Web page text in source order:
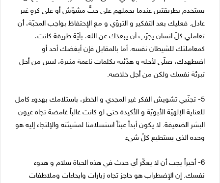
يستخدم بطريقتين عندما يحملهم على حبٍّ مشوّش أو على كرهٍ غير
عادل. فعليك بعد التفكير و التروّي و مع الإحتفاظ بواجب المحبّة، أن
تعاملي كلّ انسان يجرّب أن يبعدَك عن الله، بأيّة طريقة كانت،
كمعاملتك للشيطان نفسه. أما بالمقابل فإن أبغضك أحد أو
اضطهدك، صلّي لأجله و هدّئيه بكلمات ناعمة منيرة، ليس من أجل
تبرئة نفسك ولكن من أجل خلاصه.
5- تجنّبي تشويش الفكر غير المجدي و الخطر، باستلامك بهدوء كامل
للعناية الإلهيّة الأبويّة و الأكيدة حتى لو كانت غالباً غامضة تجاه عيون
البشر الضعيفة. لا يكون أبداً عبثاً استسلامنا لمشيئته والإلتجاء إليه هو
وحده الذي يستطيع كلّ شيء
6- أخيراً يجب أن لا يعكّر أي حدث في هذه الحياة سلام و هدوء
نفسك. إن الإضطراب هو حاجز تجاه زيارات وايحاءات وملاطفات